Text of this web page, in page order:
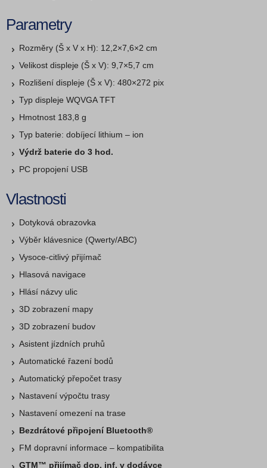
Parametry
Rozměry (Š x V x H): 12,2×7,6×2 cm
Velikost displeje (Š x V): 9,7×5,7 cm
Rozlišení displeje (Š x V): 480×272 pix
Typ displeje WQVGA TFT
Hmotnost 183,8 g
Typ baterie: dobíjecí lithium – ion
Výdrž baterie do 3 hod.
PC propojení USB
Vlastnosti
Dotyková obrazovka
Výběr klávesnice (Qwerty/ABC)
Vysoce-citlivý přijímač
Hlasová navigace
Hlásí názvy ulic
3D zobrazení mapy
3D zobrazení budov
Asistent jízdních pruhů
Automatické řazení bodů
Automatický přepočet trasy
Nastavení výpočtu trasy
Nastavení omezení na trase
Bezdrátové připojení Bluetooth®
FM dopravní informace – kompatibilita
GTM™ přijímač dop. inf. v dodávce